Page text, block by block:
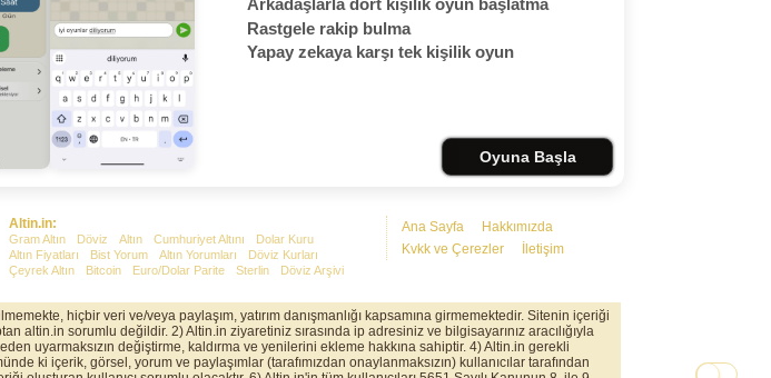
Rastgele rakip bulma
Yapay zekaya karşı tek kişilik oyun
Oyuna Başla
Ana Sayfa
Hakkımızda
Kvkk ve Çerezler
İletişim
Altin.in:
Gram Altın Döviz Altın Cumhuriyet Altını
Dolar Kuru
Altın Fiyatları
Bist Yorum Altın Yorumları
Döviz Kurları
Çeyrek Altın
Bitcoin Euro/Dolar Parite Sterlin Döviz Arşivi
hiçbir veri ve/veya paylaşım, yatırım danışmanlığı kapsamına girmemektedir. Sitenin içeriği
altin.in sorumlu değildir. 2) Altin.in ziyaretiniz sırasında ip adresiniz ve bilgisayarınız aracılığıyla
uyarmaksızın değiştirme, kaldırma ve yenilerini ekleme hakkına sahiptir. 4) Altin.in gerekli
ki içerik, görsel, yorum ve paylaşımlar (tarafımızdan onaylanmaksızın) kullanıcılar tarafından